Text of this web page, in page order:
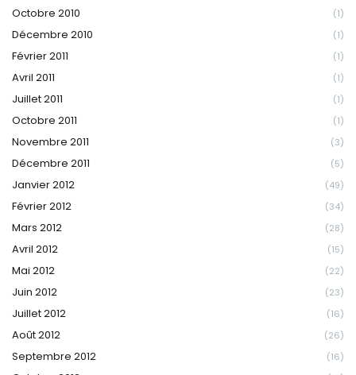
Octobre 2010 (1)
Décembre 2010 (1)
Février 2011 (1)
Avril 2011 (1)
Juillet 2011 (1)
Octobre 2011 (1)
Novembre 2011 (3)
Décembre 2011 (5)
Janvier 2012 (49)
Février 2012 (34)
Mars 2012 (28)
Avril 2012 (15)
Mai 2012 (22)
Juin 2012 (23)
Juillet 2012 (16)
Août 2012 (26)
Septembre 2012 (16)